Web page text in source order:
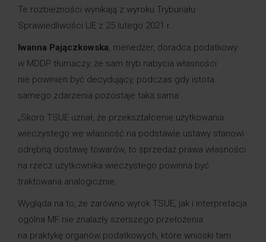
Te rozbieżności wynikają z wyroku Trybunału
Sprawiedliwości UE z 25 lutego 2021 r.
Iwanna Pajączkowska, menedżer, doradca podatkowy
w MDDP tłumaczy, że sam tryb nabycia własności
nie powinien być decydujący, podczas gdy istota
samego zdarzenia pozostaje taka sama:
„Skoro TSUE uznał, że przekształcenie użytkowania
wieczystego we własność na podstawie ustawy stanowi
odrębną dostawę towarów, to sprzedaż prawa własności
na rzecz użytkownika wieczystego powinna być
traktowana analogicznie.
Wygląda na to, że zarówno wyrok TSUE, jak i interpretacja
ogólna MF nie znalazły szerszego przełożenia
na praktykę organów podatkowych, które wnioski tam